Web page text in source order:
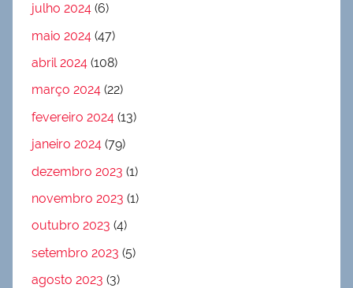
julho 2024 (6)
maio 2024 (47)
abril 2024 (108)
março 2024 (22)
fevereiro 2024 (13)
janeiro 2024 (79)
dezembro 2023 (1)
novembro 2023 (1)
outubro 2023 (4)
setembro 2023 (5)
agosto 2023 (3)